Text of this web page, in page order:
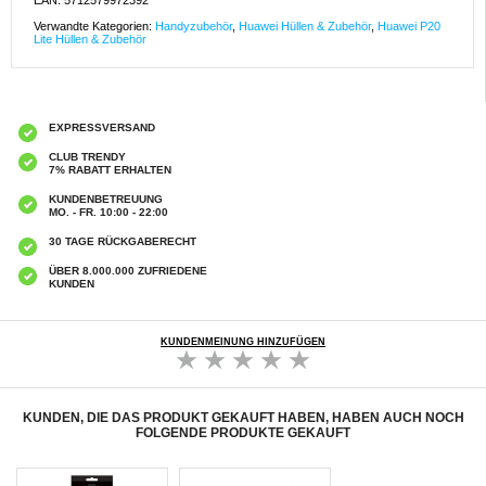
Verwandte Kategorien: Handyzubehör, Huawei Hüllen & Zubehör, Huawei P20
Lite Hüllen & Zubehör
EXPRESSVERSAND
CLUB TRENDY
7% RABATT ERHALTEN
KUNDENBETREUUNG
MO. - FR. 10:00 - 22:00
30 TAGE RÜCKGABERECHT
ÜBER 8.000.000 ZUFRIEDENE
KUNDEN
KUNDENMEINUNG HINZUFÜGEN
KUNDEN, DIE DAS PRODUKT GEKAUFT HABEN, HABEN AUCH NOCH
FOLGENDE PRODUKTE GEKAUFT